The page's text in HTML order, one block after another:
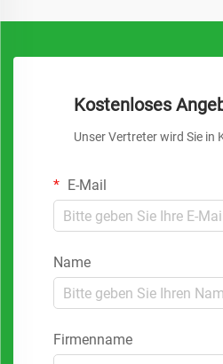
Kostenloses
Unser Vertreter wird Sie in
E-Mail
Name
Firmenname